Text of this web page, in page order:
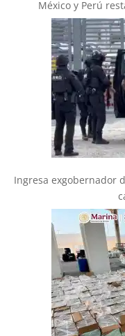
México y Perú
Ingresa exgobernador